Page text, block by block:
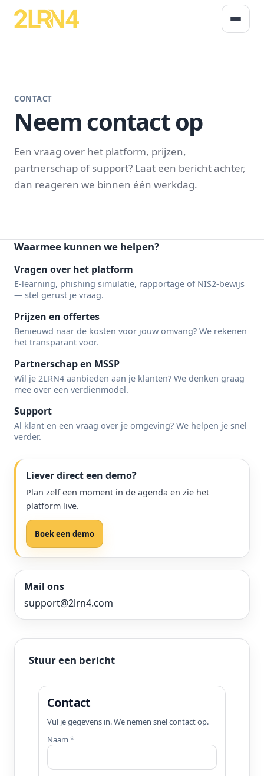
CONTACT
Neem contact op
Een vraag over het platform, prijzen,
partnerschap of support? Laat een bericht achter,
dan reageren we binnen één werkdag.
Waarmee kunnen we helpen?
Vragen over het platform
E-learning, phishing simulatie, rapportage of NIS2-bewijs
— stel gerust je vraag.
Prijzen en offertes
Benieuwd naar de kosten voor jouw omvang? We rekenen
het transparant voor.
Partnerschap en MSSP
Wil je 2LRN4 aanbieden aan je klanten? We denken graag
mee over een verdienmodel.
Support
Al klant en een vraag over je omgeving? We helpen je snel
verder.
Liever direct een demo?
Plan zelf een moment in de agenda en zie het
platform live.
Boek een demo
Mail ons
support@2lrn4.com
Stuur een bericht